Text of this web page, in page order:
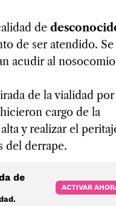
de
de ser atendido. Se
acudir al
de la vialidad por
cargo de la
y realizar el
del derrape.
de
ACTIVAR